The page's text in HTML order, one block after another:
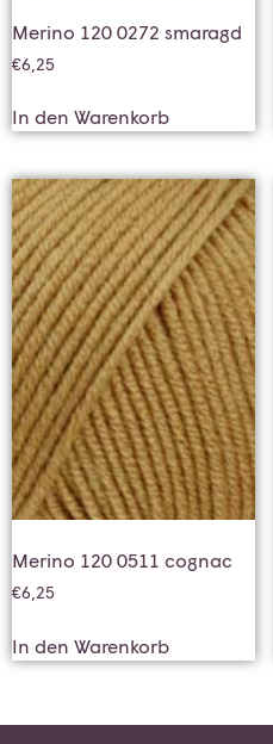
Merino 120 0272 smaragd
€6,25
In den Warenkorb
Merino 120 0511 cognac
€6,25
In den Warenkorb